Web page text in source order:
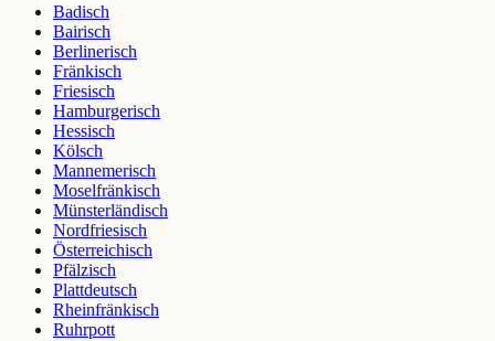
Badisch
Bairisch
Berlinerisch
Fränkisch
Friesisch
Hamburgerisch
Hessisch
Kölsch
Mannemerisch
Moselfränkisch
Münsterländisch
Nordfriesisch
Österreichisch
Pfälzisch
Plattdeutsch
Rheinfränkisch
Ruhrpott